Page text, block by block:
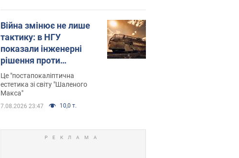
Війна змінює не лише
тактику: в НГУ
показали інженерні
рішення проти
російських FPV-дронів.
Фото
Це "постапокаліптична
естетика зі світу "Шаленого
Макса"
7.08.2026 23:47 10,0 т.